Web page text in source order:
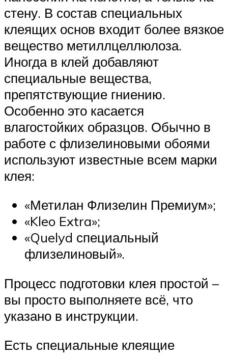
стену. В состав специальных
клеящих основ входит более вязкое
вещество метиллцеллюлоза.
Иногда в клей добавляют
специальные вещества,
препятствующие гниению.
Особенно это касается
влагостойких образцов. Обычно в
работе с флизелиновыми обоями
используют известные всем марки
клея:
«Метилан Флизелин Премиум»;
«Kleo Extra»;
«Quelyd специальный
флизелиновый».
Процесс подготовки клея простой –
вы просто выполняете всё, что
указано в инструкции.
Есть специальные клеящие